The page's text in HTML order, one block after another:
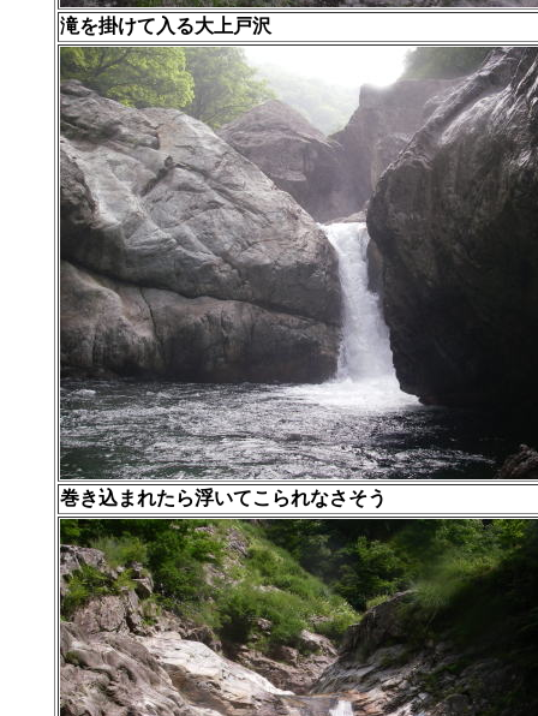
滝を掛けて入る大上戸沢
巻き込まれたら浮いてこられなさそう